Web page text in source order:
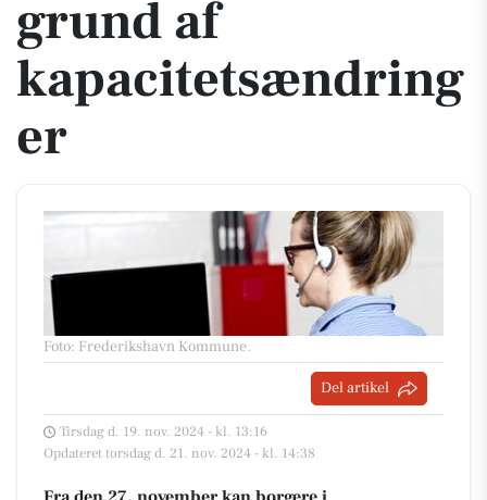
grund af
kapacitetsændring
er
Foto: Frederikshavn Kommune.
Del artikel
Tirsdag d. 19. nov. 2024 - kl. 13:16
Opdateret torsdag d. 21. nov. 2024 - kl. 14:38